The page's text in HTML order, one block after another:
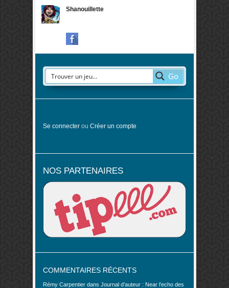
Shanouillette
Go
Se connecter ou Créer un compte
NOS PARTENAIRES
COMMENTAIRES RÉCENTS
Rémy Carpentier dans Journal d’auteur : Near l’echo des